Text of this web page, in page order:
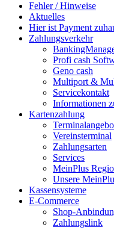
Fehler / Hinweise
Aktuelles
Hier ist Payment
Zahlungsverkehr
Profi cash
Geno cash
Multiport &
Servicekontakt
Informationen
Kartenzahlung
Vereinsterminal
Zahlungsarten
Services
MeinPlus
Unsere
Kassensysteme
E-Commerce
Shop-
Zahlungslink